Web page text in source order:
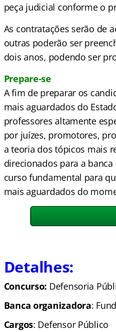
peça judicial conforme o
As contratações serão de
outras poderão ser
dois anos, podendo ser
Prepare-se
A fim de preparar os
mais aguardados do
professores altamente
por juízes, promotores,
a teoria dos tópicos mais
direcionados para a
curso fundamental para
mais aguardados do
Detalhes:
Concurso: Defensoria
Banca organizadora:
Cargos: Defensor Público